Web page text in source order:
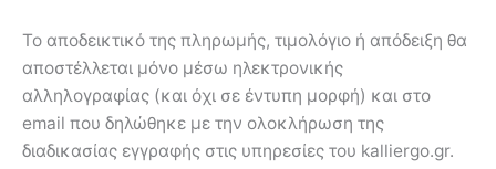
Το αποδεικτικό της πληρωμής, τιμολόγιο ή απόδειξη θα
αποστέλλεται μόνο μέσω ηλεκτρονικής
αλληλογραφίας (και όχι σε έντυπη μορφή) και στο
email που δηλώθηκε με την ολοκλήρωση της
διαδικασίας εγγραφής στις υπηρεσίες του kalliergo.gr.